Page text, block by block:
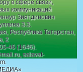
в сфере связи,
коммуникаций
Зиятдинович
З.З.
Республика Татарстан,
2
46 (1646).
salavat-